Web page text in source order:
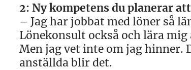
2: Ny kompetens du planerar
– Jag har jobbat med löner så
Lönekonsult också och lära
Men jag vet inte om jag hinner.
anställda blir det.